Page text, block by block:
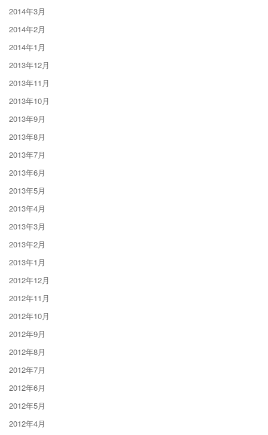
2014年3月
2014年2月
2014年1月
2013年12月
2013年11月
2013年10月
2013年9月
2013年8月
2013年7月
2013年6月
2013年5月
2013年4月
2013年3月
2013年2月
2013年1月
2012年12月
2012年11月
2012年10月
2012年9月
2012年8月
2012年7月
2012年6月
2012年5月
2012年4月